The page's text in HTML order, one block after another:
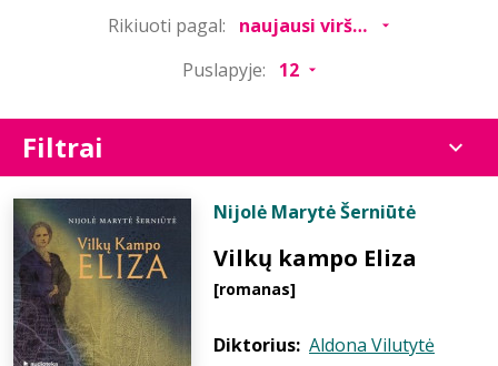
Rikiuoti pagal:
Puslapyje:
Filtrai
Nijolė Marytė Šerniūtė
Vilkų kampo Eliza
[romanas]
Diktorius: Aldona Vilutytė